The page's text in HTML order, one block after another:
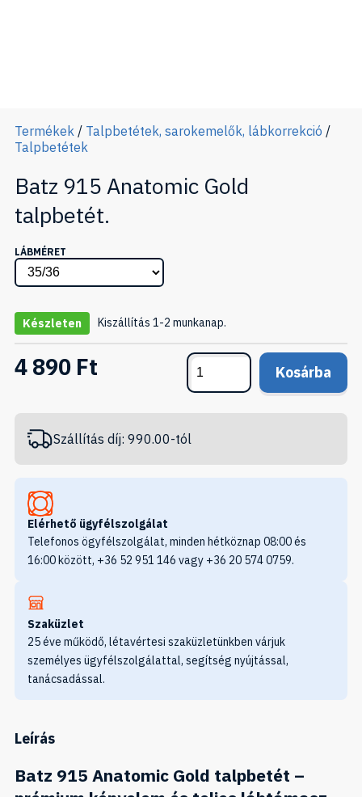
Termékek / Talpbetétek, sarokemelők, lábkorrekció /
Talpbetétek
Batz 915 Anatomic Gold
talpbetét.
LÁBMÉRET
Készleten Kiszállítás 1-2 munkanap.
4 890 Ft Kosárba
Szállítás díj: 990.00-tól
Elérhető ügyfélszolgálat
Telefonos ögyfélszolgálat, minden hétköznap 08:00 és
16:00 között, +36 52 951 146 vagy +36 20 574 0759.
Szaküzlet
25 éve működő, létavértesi szaküzletünkben várjuk
személyes ügyfélszolgálattal, segítség nyújtással,
tanácsadással.
Leírás
Batz 915 Anatomic Gold talpbetét –